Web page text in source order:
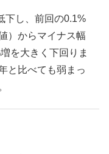
下し、前回の0.1%
）からマイナス幅
を大きく下回りま
と比べても弱まっ